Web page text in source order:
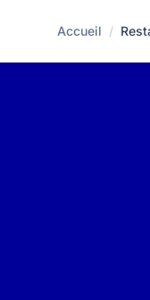
Accueil /